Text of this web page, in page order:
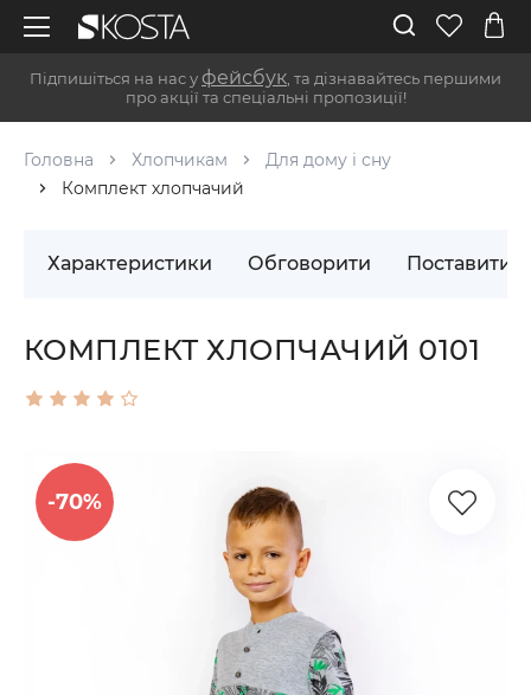
Підпишіться на нас у фейсбук , та дізнавайтесь першими
про акції та спеціальні пропозиції!
Головна Хлопчикам
Для дому і сну
Комплект хлопчачий
Характеристики Обговорити Поставити
КОМПЛЕКТ ХЛОПЧАЧИЙ 0101
-70%